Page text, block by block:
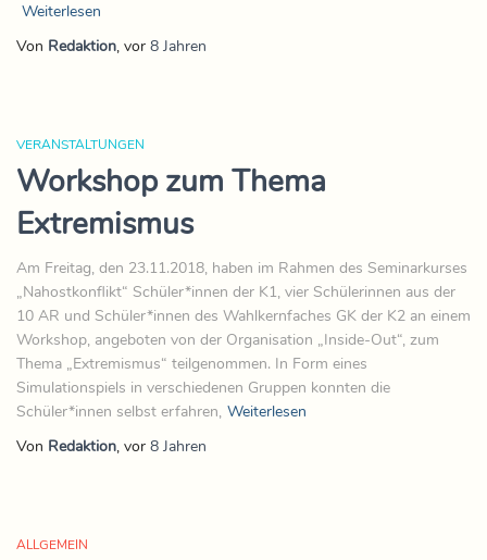
Weiterlesen
Von Redaktion, vor 8 Jahren
VERANSTALTUNGEN
Workshop zum Thema
Extremismus
Am Freitag, den 23.11.2018, haben im Rahmen des Seminarkurses
„Nahostkonflikt“ Schüler*innen der K1, vier Schülerinnen aus der
10 AR und Schüler*innen des Wahlkernfaches GK der K2 an einem
Workshop, angeboten von der Organisation „Inside-Out“, zum
Thema „Extremismus“ teilgenommen. In Form eines
Simulationspiels in verschiedenen Gruppen konnten die
Schüler*innen selbst erfahren, Weiterlesen
Von Redaktion, vor 8 Jahren
ALLGEMEIN